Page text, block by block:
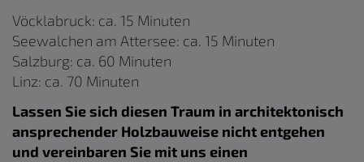
Vöcklabruck: ca. 15 Minuten
Seewalchen am Attersee: ca. 15 Minuten
Salzburg: ca. 60 Minuten
Linz: ca. 70 Minuten
Lassen Sie sich diesen Traum in architektonisch
ansprechender Holzbauweise nicht entgehen
und vereinbaren Sie mit uns einen